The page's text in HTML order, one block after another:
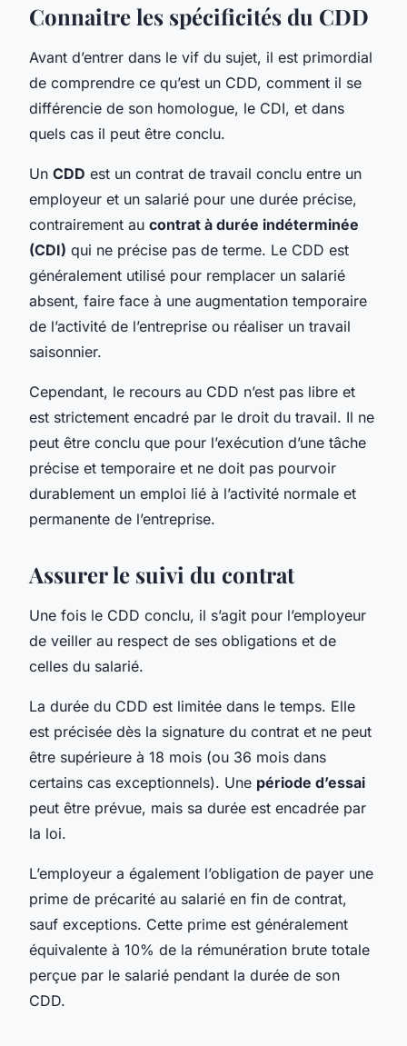
Connaitre les spécificités du CDD
Avant d’entrer dans le vif du sujet, il est primordial
de comprendre ce qu’est un CDD, comment il se
différencie de son homologue, le CDI, et dans
quels cas il peut être conclu.
Un CDD est un contrat de travail conclu entre un
employeur et un salarié pour une durée précise,
contrairement au contrat à durée indéterminée
(CDI) qui ne précise pas de terme. Le CDD est
généralement utilisé pour remplacer un salarié
absent, faire face à une augmentation temporaire
de l’activité de l’entreprise ou réaliser un travail
saisonnier.
Cependant, le recours au CDD n’est pas libre et
est strictement encadré par le droit du travail. Il ne
peut être conclu que pour l’exécution d’une tâche
précise et temporaire et ne doit pas pourvoir
durablement un emploi lié à l’activité normale et
permanente de l’entreprise.
Assurer le suivi du contrat
Une fois le CDD conclu, il s’agit pour l’employeur
de veiller au respect de ses obligations et de
celles du salarié.
La durée du CDD est limitée dans le temps. Elle
est précisée dès la signature du contrat et ne peut
être supérieure à 18 mois (ou 36 mois dans
certains cas exceptionnels). Une période d’essai
peut être prévue, mais sa durée est encadrée par
la loi.
L’employeur a également l’obligation de payer une
prime de précarité au salarié en fin de contrat,
sauf exceptions. Cette prime est généralement
équivalente à 10% de la rémunération brute totale
perçue par le salarié pendant la durée de son
CDD.